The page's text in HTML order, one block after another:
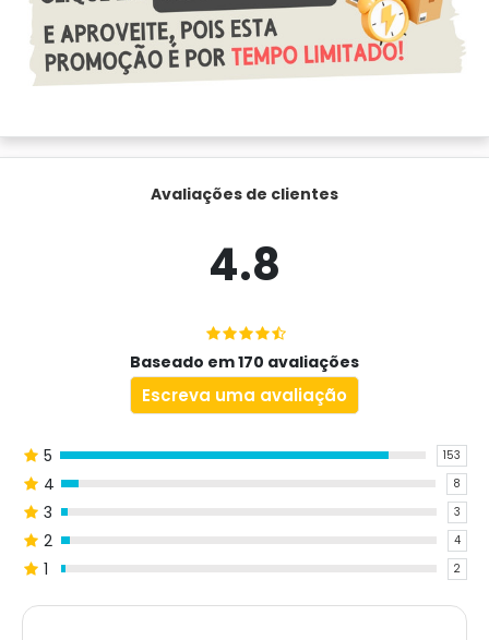
Avaliações de clientes
4.8
Baseado em 170 avaliações
Escreva uma avaliação
5 153
4 8
3 3
2 4
1 2